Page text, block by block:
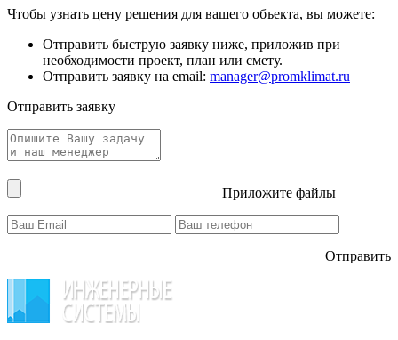
Чтобы узнать цену решения для вашего объекта, вы можете:
Отправить быструю заявку ниже, приложив при
необходимости проект, план или смету.
Отправить заявку на email: manager@promklimat.ru
Отправить заявку
Приложите файлы
Отправить